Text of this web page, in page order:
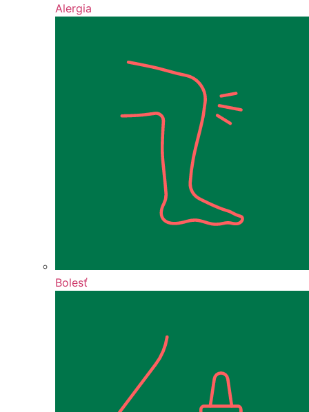
Alergia
Bolesť